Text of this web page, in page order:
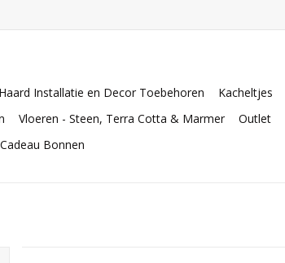
Haard Installatie en Decor Toebehoren Kacheltjes
Vloeren - Steen, Terra Cotta & Marmer Outlet
Cadeau Bonnen